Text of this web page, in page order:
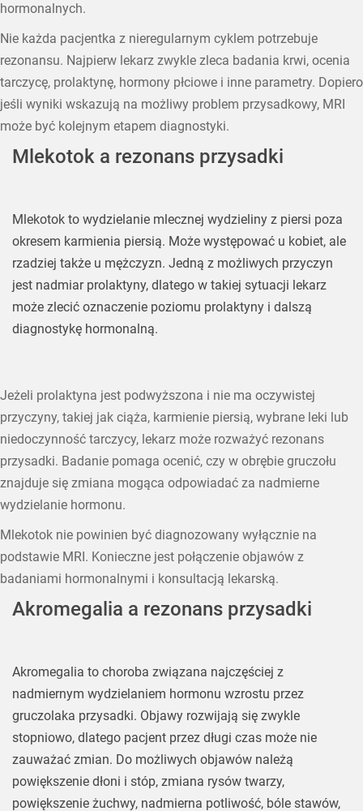
hormonalnych.
Nie każda pacjentka z nieregularnym cyklem potrzebuje
rezonansu. Najpierw lekarz zwykle zleca badania krwi, ocenia
tarczycę, prolaktynę, hormony płciowe i inne parametry. Dopiero
jeśli wyniki wskazują na możliwy problem przysadkowy, MRI
może być kolejnym etapem diagnostyki.
Mlekotok a rezonans przysadki
Mlekotok to wydzielanie mlecznej wydzieliny z piersi poza
okresem karmienia piersią. Może występować u kobiet, ale
rzadziej także u mężczyzn. Jedną z możliwych przyczyn
jest nadmiar prolaktyny, dlatego w takiej sytuacji lekarz
może zlecić oznaczenie poziomu prolaktyny i dalszą
diagnostykę hormonalną.
Jeżeli prolaktyna jest podwyższona i nie ma oczywistej
przyczyny, takiej jak ciąża, karmienie piersią, wybrane leki lub
niedoczynność tarczycy, lekarz może rozważyć rezonans
przysadki. Badanie pomaga ocenić, czy w obrębie gruczołu
znajduje się zmiana mogąca odpowiadać za nadmierne
wydzielanie hormonu.
Mlekotok nie powinien być diagnozowany wyłącznie na
podstawie MRI. Konieczne jest połączenie objawów z
badaniami hormonalnymi i konsultacją lekarską.
Akromegalia a rezonans przysadki
Akromegalia to choroba związana najczęściej z
nadmiernym wydzielaniem hormonu wzrostu przez
gruczolaka przysadki. Objawy rozwijają się zwykle
stopniowo, dlatego pacjent przez długi czas może nie
zauważać zmian. Do możliwych objawów należą
powiększenie dłoni i stóp, zmiana rysów twarzy,
powiększenie żuchwy, nadmierna potliwość, bóle stawów,